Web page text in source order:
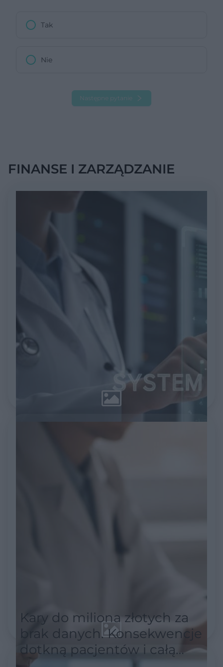
Tak
Nie
Następne pytanie
FINANSE I ZARZĄDZANIE
Kary do miliona złotych za
brak danych. Konsekwencje
dotkną pacjentów i całą